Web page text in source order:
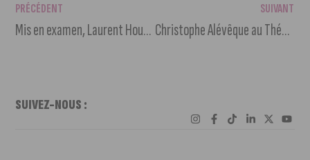
PRÉCÉDENT
Mis en examen, Laurent Houy-Chateau arrête son site d’info locale LesColporteurs.info
SUIVANT
Christophe Alévêque au Théâtre des Feuillants avec son spectacle « ça ira mieux demain »
SUIVEZ-NOUS :